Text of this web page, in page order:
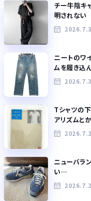
チー牛陰キ
明されない
ニートのワ
ムを履き込
Tシャツの
アリズムと
ニューバラ
い…